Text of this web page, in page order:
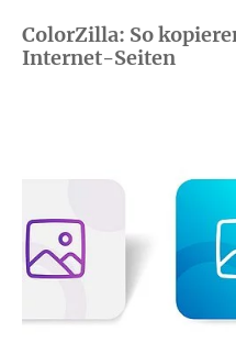
ColorZilla: So
Internet-Seiten